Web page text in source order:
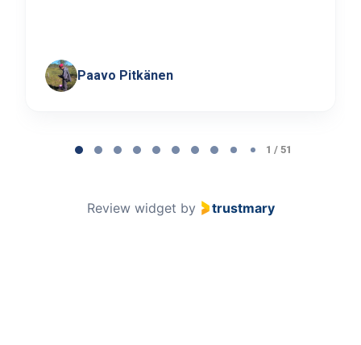
Paavo Pitkänen
1 / 51
Review widget by trustmary